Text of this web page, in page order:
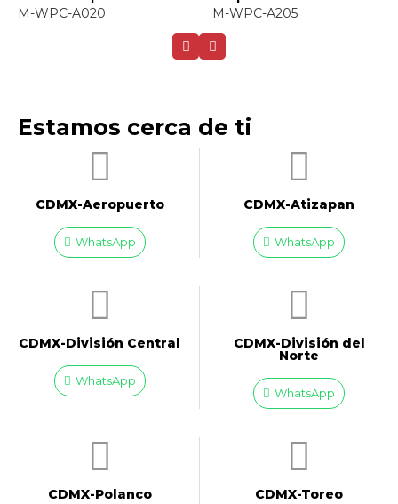
M-WPC-A020
M-WPC-A205
Estamos cerca de ti
CDMX-Aeropuerto​
WhatsApp
CDMX-Atizapan
WhatsApp
CDMX-División Central
WhatsApp
CDMX-División del
Norte
WhatsApp
CDMX-Polanco CDMX-Toreo